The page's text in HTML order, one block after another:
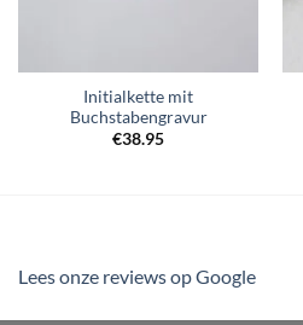
Initialkette mit
Buchstabengravur
€38.95
Lees onze reviews op Google